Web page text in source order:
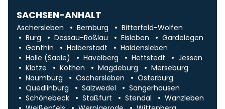
SACHSEN-ANHALT
Aschersleben Bernburg
Bitterfeld-Wolfen
Burg
Dessau-Roßlau Eisleben
Gardelegen
Genthin
Halberstadt
Haldensleben
Halle (Saale)
Havelberg Hettstedt
Jessen
Klötze
Köthen Magdeburg
Merseburg
Naumburg
Oschersleben
Osterburg
Quedlinburg
Salzwedel
Sangerhausen
Schönebeck
Staßfurt Stendal
Wanzleben